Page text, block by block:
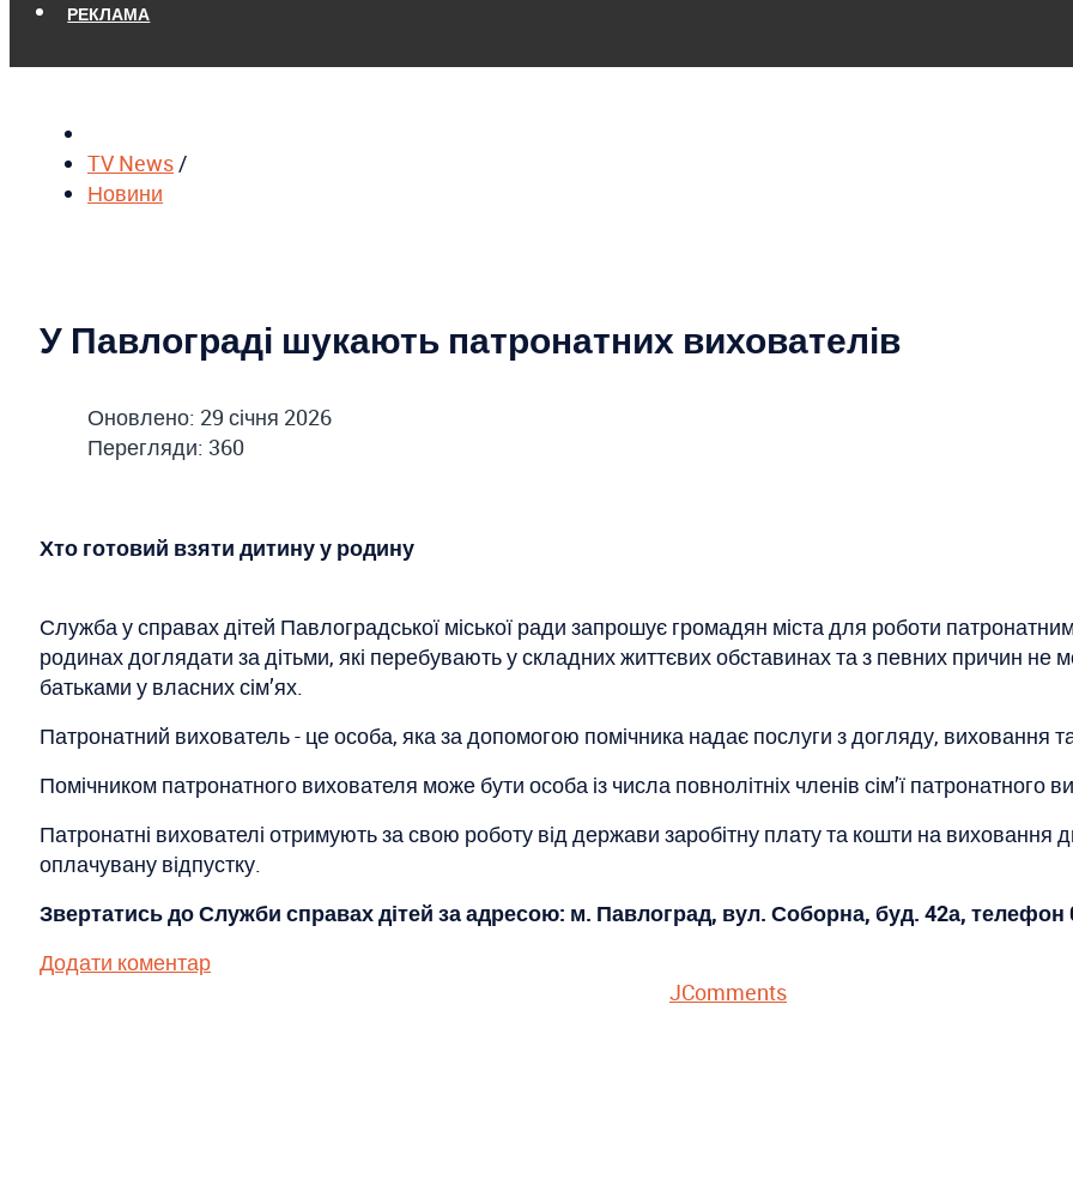
РЕКЛАМА
TV News /
Новини
У Павлограді шукають патронатних вихователів
Оновлено: 29 січня 2026
Перегляди: 360
Хто готовий взяти дитину у родину
Служба у справах дітей Павлоградської міської ради запрошує громадян міста для роботи
родинах доглядати за дітьми, які перебувають у складних життєвих обставинах та з певних причин не
батьками у власних сім’ях.
Патронатний вихователь - це особа, яка за допомогою помічника надає послуги з догляду, виховання та
Помічником патронатного вихователя може бути особа із числа повнолітніх членів сім’ї патронатного
Патронатні вихователі отримують за свою роботу від держави заробітну плату та кошти на виховання
оплачувану відпустку.
Звертатись до Служби справах дітей за адресою: м. Павлоград, вул. Соборна, буд. 42а, телефон
Додати коментар
JComments